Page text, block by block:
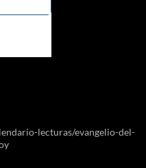
lecturas/evangelio-del-